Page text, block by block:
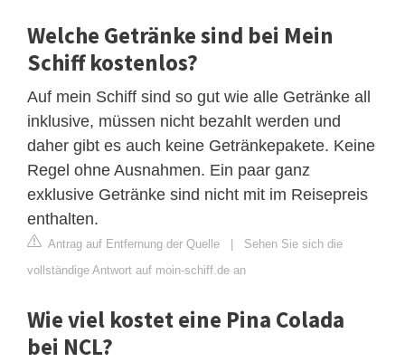
Welche Getränke sind bei Mein
Schiff kostenlos?
Auf mein Schiff sind so gut wie alle Getränke all
inklusive, müssen nicht bezahlt werden und
daher gibt es auch keine Getränkepakete. Keine
Regel ohne Ausnahmen. Ein paar ganz
exklusive Getränke sind nicht mit im Reisepreis
enthalten.
Antrag auf Entfernung der Quelle | Sehen Sie sich die
vollständige Antwort auf moin-schiff.de an
Wie viel kostet eine Pina Colada
bei NCL?